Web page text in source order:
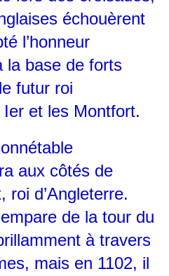
échouèrent
l’honneur
la base de forts
futur roi
Ier et les Montfort.
aux côtés de
roi d’Angleterre.
de la tour du
à travers
mais en 1102, il